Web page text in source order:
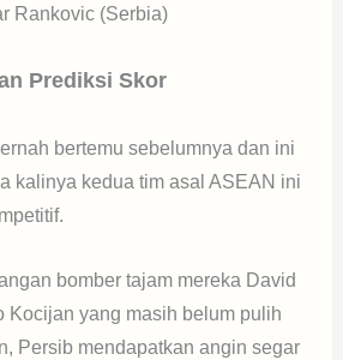
Rankovic (Serbia)
Prediksi Skor
bertemu sebelumnya dan ini
kalinya kedua tim asal ASEAN ini
bomber tajam mereka David
Kocijan yang masih belum pulih
Persib mendapatkan angin segar